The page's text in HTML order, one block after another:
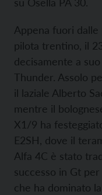
Appena fuori
pilota trentino, il
decisamente a
Thunder. Assolo
il laziale Alberto
mentre il
X1/9 ha
E2SH, dove il
Alfa 4C è stato
successo in Gt
che ha dominato